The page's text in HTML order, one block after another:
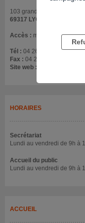
103 grande rue de la Croix
69317 LYON
Accès : métro C - arrêt
Tél : 04 26 73 28 40
Fax : 04 26 73 29 60
Site web :
www.chu-
HORAIRES
Secrétariat
Lundi au vendredi de 9h à
Accueil du public
Lundi au vendredi de 9h à
ACCUEIL